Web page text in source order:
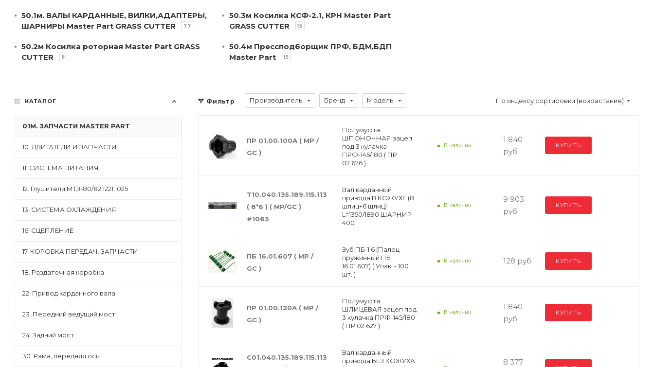
50.1м. ВАЛЫ КАРДАННЫЕ, ВИЛКИ,АДАПТЕРЫ,
ШАРНИРЫ Master Part GRASS CUTTER
77
50.2м Косилка роторная Master Part GRASS
CUTTER
8
50.3м Косилка КСФ-2.1, КРН Master Part
GRASS CUTTER
15
50.4м Прессподборщик ПРФ, БДМ,БДП
Master Part
15
Фильтр Производитель Бренд Модель По индексу сортировки (возрастание)
ПР 01.00.100А ( МР /
GC )
Полумуфта
ШПОНОЧНАЯ зацеп
под 3 кулачка
ПРФ-145/180 ( ПР
02.626 )
В наличии
1 840
руб.
КУПИТЬ
Т10.040.135.189.115.113
( 8*6 ) ( MP/GC )
#1063
Вал карданный
привода В КОЖУХЕ (8
шлиц+6 шлиц)
L=1350/1890 ШАРНИР
400
В наличии
9 903
руб.
КУПИТЬ
ПБ 16.01.607 ( MP /
GC )
Зуб ПБ-1.6 (Палец
пружинный ПБ
16.01.607) ( Упак. - 100
шт. )
В наличии 128 руб. КУПИТЬ
ПР 01.00.120А ( МР /
GC )
Полумуфта
ШЛИЦЕВАЯ зацеп под
3 кулачка ПРФ-145/180
( ПР 02.627 )
В наличии
1 840
руб.
КУПИТЬ
С01.040.135.189.115.113
Вал карданный
привода БЕЗ КОЖУХА
8 377
КАТАЛОГ
01М. ЗАПЧАСТИ MASTER PART
10. ДВИГАТЕЛИ И ЗАПЧАСТИ
11. СИСТЕМА ПИТАНИЯ
12. Глушители МТЗ-80/82,1221,1025
13. СИСТЕМА ОХЛАЖДЕНИЯ
16. СЦЕПЛЕНИЕ
17. КОРОБКА ПЕРЕДАЧ. ЗАПЧАСТИ
18. Раздаточная коробка
22. Привод карданного вала
23. Передний ведущий мост
24. Задний мост
30. Рама, передняя ось